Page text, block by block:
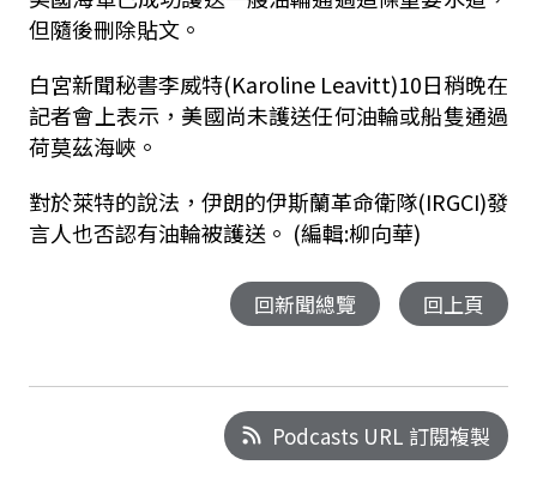
但隨後刪除貼文。
白宮新聞秘書李威特(Karoline Leavitt)10日稍晚在
記者會上表示，美國尚未護送任何油輪或船隻通過
荷莫茲海峽。
對於萊特的說法，伊朗的伊斯蘭革命衛隊(IRGCI)發
言人也否認有油輪被護送。 (編輯:柳向華)
回新聞總覽 回上頁
Podcasts URL 訂閱複製